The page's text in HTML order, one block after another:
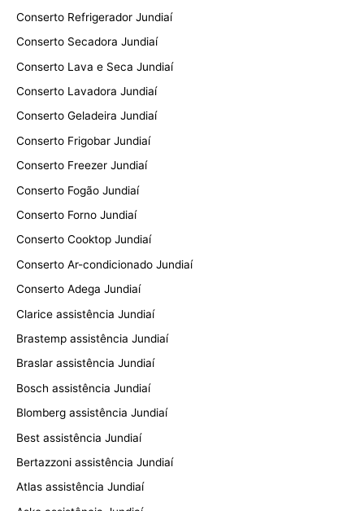
Conserto Refrigerador Jundiaí
Conserto Secadora Jundiaí
Conserto Lava e Seca Jundiaí
Conserto Lavadora Jundiaí
Conserto Geladeira Jundiaí
Conserto Frigobar Jundiaí
Conserto Freezer Jundiaí
Conserto Fogão Jundiaí
Conserto Forno Jundiaí
Conserto Cooktop Jundiaí
Conserto Ar-condicionado Jundiaí
Conserto Adega Jundiaí
Clarice assistência Jundiaí
Brastemp assistência Jundiaí
Braslar assistência Jundiaí
Bosch assistência Jundiaí
Blomberg assistência Jundiaí
Best assistência Jundiaí
Bertazzoni assistência Jundiaí
Atlas assistência Jundiaí